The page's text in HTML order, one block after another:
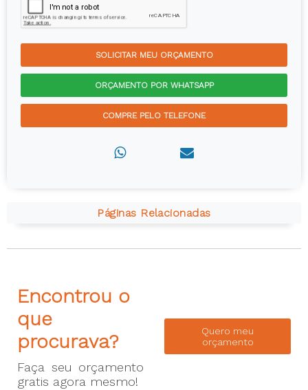
SOLICITAR MEU ORÇAMENTO
ORÇAMENTO POR WHATSAPP
COMPRE PELO TELEFONE
Páginas Relacionadas
Encontrou o
que
procurava?
Faça seu orçamento
gratis agora mesmo!
Quero meu
orçamento